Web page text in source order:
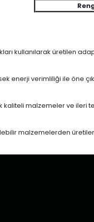
kullanılarak üretilen
enerji verimliliği ile öne
kaliteli malzemeler ve ileri
malzemelerden